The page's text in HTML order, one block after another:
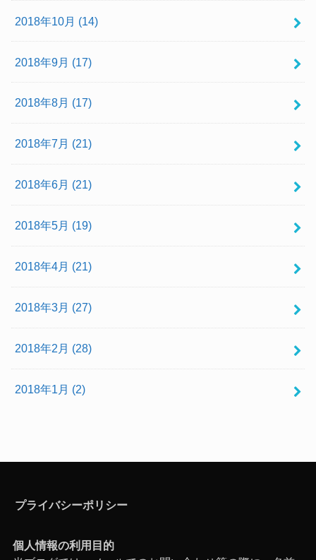
2018年10月 (14)
2018年9月 (17)
2018年8月 (17)
2018年7月 (21)
2018年6月 (21)
2018年5月 (19)
2018年4月 (21)
2018年3月 (27)
2018年2月 (28)
2018年1月 (2)
プライバシーポリシー
個人情報の利用目的